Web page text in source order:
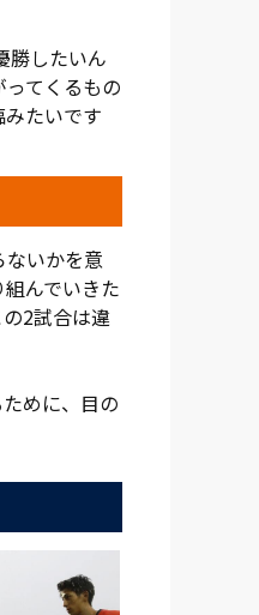
勝したいん
てくるもの
たいです
いかを意
んでいきた
2試合は違
めに、目の